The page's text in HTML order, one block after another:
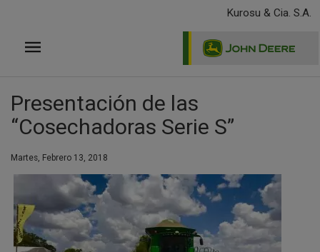
principal
Kurosu & Cia. S.A.
Presentación de las
“Cosechadoras Serie S”
Martes, Febrero 13, 2018